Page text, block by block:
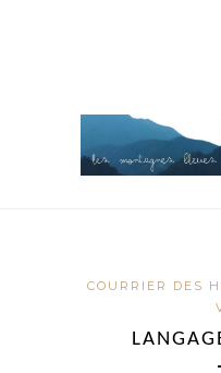
COURRIER DES